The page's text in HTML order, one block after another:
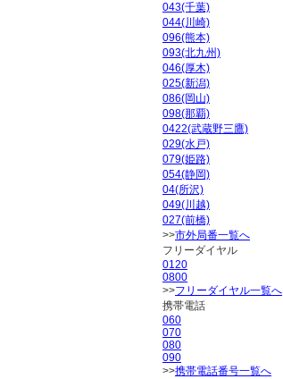
043(千葉)
044(川崎)
096(熊本)
093(北九州)
046(厚木)
025(新潟)
086(岡山)
098(那覇)
0422(武蔵野三鷹)
029(水戸)
079(姫路)
054(静岡)
04(所沢)
049(川越)
027(前橋)
>>市外局番一覧へ
フリーダイヤル
0120
0800
>>フリーダイヤル一覧へ
携帯電話
060
070
080
090
>>携帯電話番号一覧へ